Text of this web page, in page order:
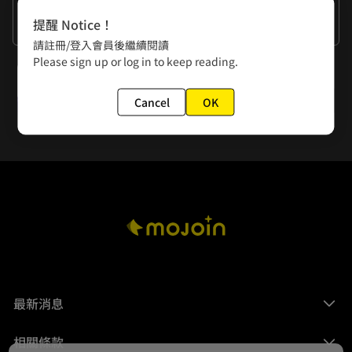
謝謝大家的閱讀。
下一話
第19話 夢想誠可貴
最新消息
相關條款
提醒 Notice！
請註冊/登入會員後繼續閱讀
Please sign up or log in to keep reading.
Cancel OK